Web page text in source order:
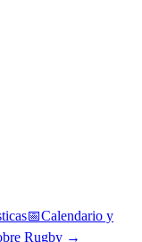
📅Calendario y
Rugby →